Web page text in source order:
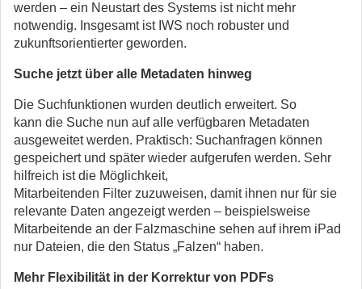
werden – ein Neustart des Systems ist nicht mehr
notwendig. Insgesamt ist IWS noch robuster und
zukunftsorientierter geworden.
Suche jetzt über alle Metadaten hinweg
Die Suchfunktionen wurden deutlich erweitert. So
kann die Suche nun auf alle verfügbaren Metadaten
ausgeweitet werden. Praktisch: Suchanfragen können
gespeichert und später wieder aufgerufen werden. Sehr
hilfreich ist die Möglichkeit,
Mitarbeitenden Filter zuzuweisen, damit ihnen nur für sie
relevante Daten angezeigt werden – beispielsweise
Mitarbeitende an der Falzmaschine sehen auf ihrem iPad
nur Dateien, die den Status „Falzen“ haben.
Mehr Flexibilität in der Korrektur von PDFs